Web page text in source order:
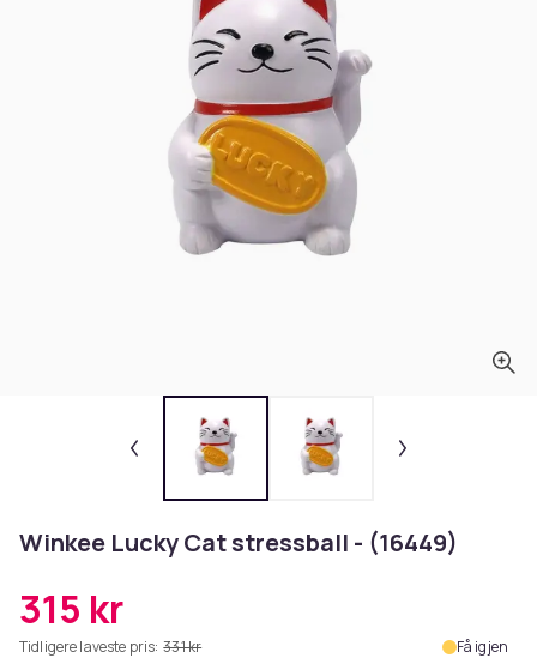
Winkee Lucky Cat stressball - (16449)
315 kr
Tidligere laveste pris: 331 kr Få igjen